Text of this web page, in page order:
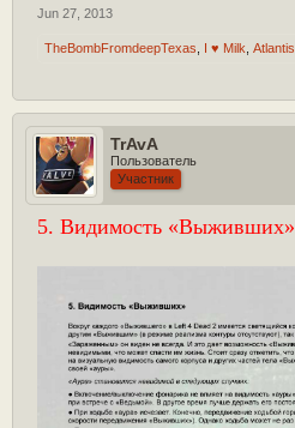
Jun 27, 2013
TheBombFromdeepTexas I ♥ Milk Atlantis
TrAvA
Пользователь
Участник
5. Видимость «Выживших»